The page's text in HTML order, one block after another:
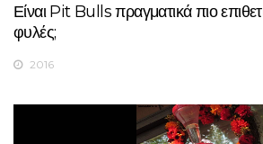
Είναι Pit Bulls πραγματικά πιο
φυλές;
2016